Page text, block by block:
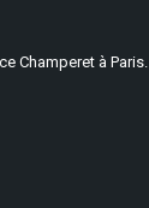
Champeret à Paris.